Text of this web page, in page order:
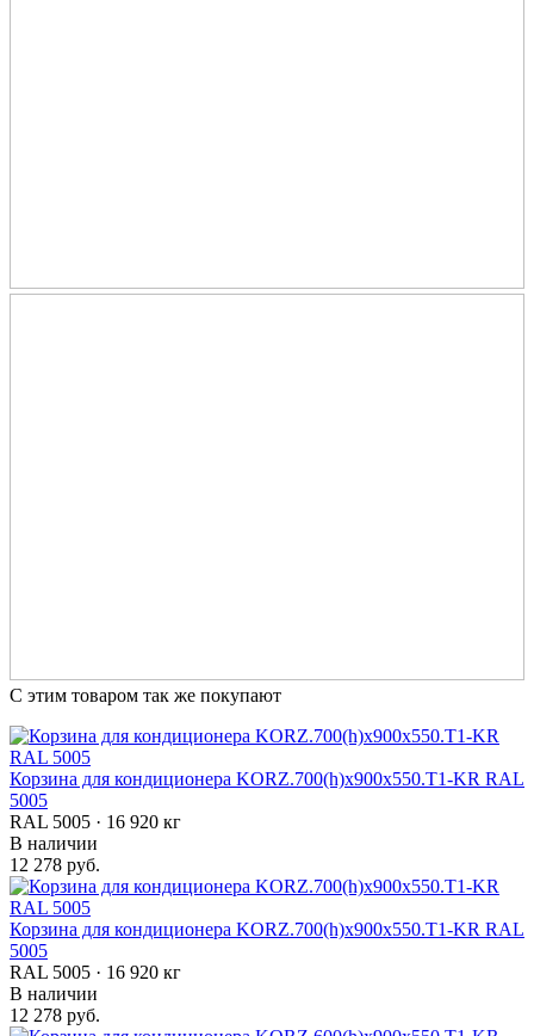
С этим товаром так же покупают
Корзина для кондиционера KORZ.700(h)x900x550.T1-KR RAL
5005
RAL 5005 · 16 920 кг
В наличии
12 278 руб.
Корзина для кондиционера KORZ.700(h)x900x550.T1-KR RAL
5005
RAL 5005 · 16 920 кг
В наличии
12 278 руб.